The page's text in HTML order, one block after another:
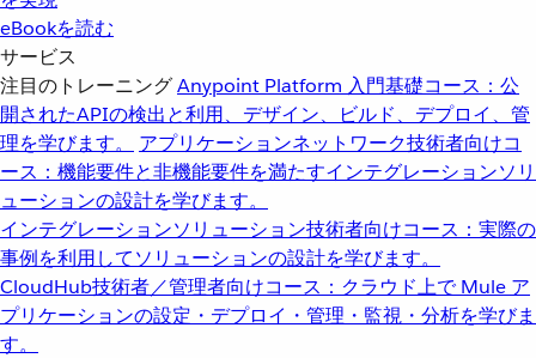
eBookを読む
サービス
注目のトレーニングAnypoint Platform 入門基礎コース：公
開されたAPIの検出と利用、デザイン、ビルド、デプロイ、管
理を学びます。
アプリケーションネットワーク技術者向けコ
ース：機能要件と非機能要件を満たすインテグレーションソリ
ューションの設計を学びます。
インテグレーションソリューション技術者向けコース：実際の
事例を利用してソリューションの設計を学びます。
CloudHub技術者／管理者向けコース：クラウド上で Mule ア
プリケーションの設定・デプロイ・管理・監視・分析を学びま
す。